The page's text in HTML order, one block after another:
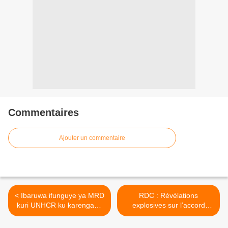
Commentaires
Ajouter un commentaire
< Ibaruwa ifunguye ya MRD
kuri UNHCR ku karengane
k'impunzi n'abanyekongo
RDC : Révélations
explosives sur l’accord
secret entre Tshisekedi et